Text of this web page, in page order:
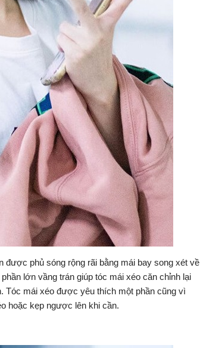
được phủ sóng rộng rãi bằng mái bay song xét về
lớn vầng trán giúp tóc mái xéo căn chỉnh lại
Tóc mái xéo được yêu thích một phần cũng vì
hoặc kẹp ngược lên khi cần.